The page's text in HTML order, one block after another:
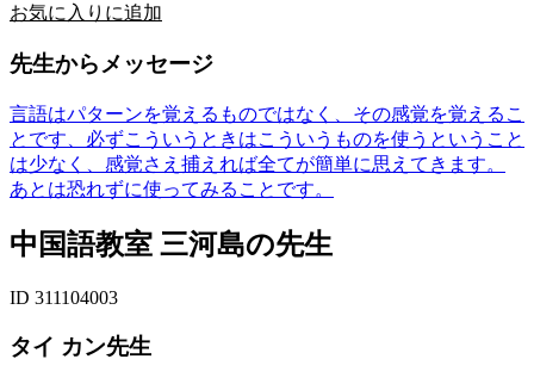
お気に入りに追加
先生からメッセージ
言語はパターンを覚えるものではなく、その感覚を覚えるこ
とです、必ずこういうときはこういうものを使うということ
は少なく、感覚さえ捕えれば全てが簡単に思えてきます。
あとは恐れずに使ってみることです。
中国語教室 三河島の先生
ID 311104003
タイ カン先生